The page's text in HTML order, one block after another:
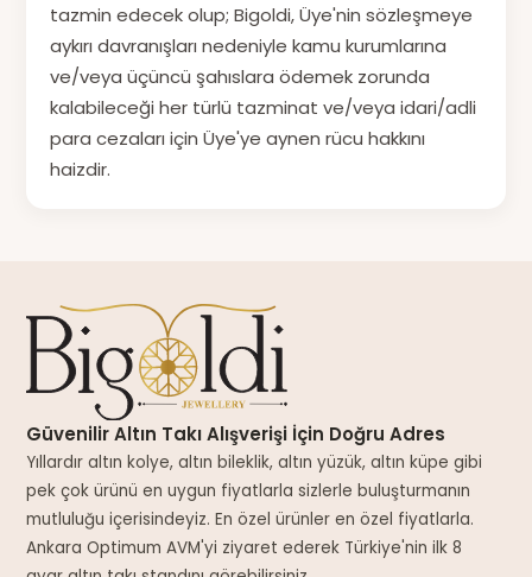
tazmin edecek olup; Bigoldi, Üye'nin sözleşmeye
aykırı davranışları nedeniyle kamu kurumlarına
ve/veya üçüncü şahıslara ödemek zorunda
kalabileceği her türlü tazminat ve/veya idari/adli
para cezaları için Üye'ye aynen rücu hakkını
haizdir.
Güvenilir Altın Takı Alışverişi İçin Doğru Adres
Yıllardır altın kolye, altın bileklik, altın yüzük, altın küpe gibi
pek çok ürünü en uygun fiyatlarla sizlerle buluşturmanın
mutluluğu içerisindeyiz. En özel ürünler en özel fiyatlarla.
Ankara Optimum AVM'yi ziyaret ederek Türkiye'nin ilk 8